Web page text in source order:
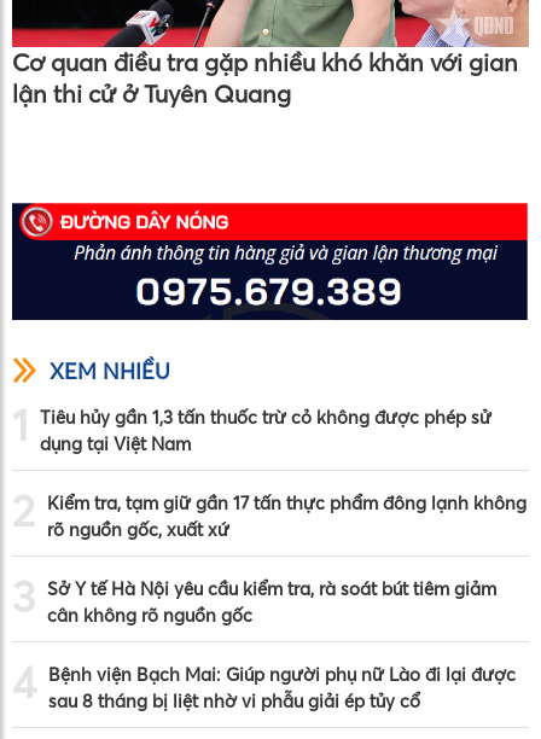
Cơ quan điều tra gặp nhiều khó khăn với gian
lận thi cử ở Tuyên Quang
XEM NHIỀU
1
Tiêu hủy gần 1,3 tấn thuốc trừ cỏ không được phép sử
dụng tại Việt Nam
2
Kiểm tra, tạm giữ gần 17 tấn thực phẩm đông lạnh không
rõ nguồn gốc, xuất xứ
3 Sở Y tế Hà Nội yêu cầu kiểm tra, rà soát bút tiêm giảm
cân không rõ nguồn gốc
4 Bệnh viện Bạch Mai: Giúp người phụ nữ Lào đi lại được
sau 8 tháng bị liệt nhờ vi phẫu giải ép tủy cổ